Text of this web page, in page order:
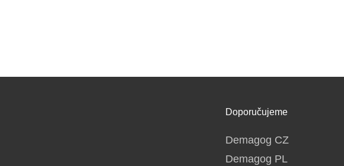
Doporučujeme
Demagog CZ
Demagog PL